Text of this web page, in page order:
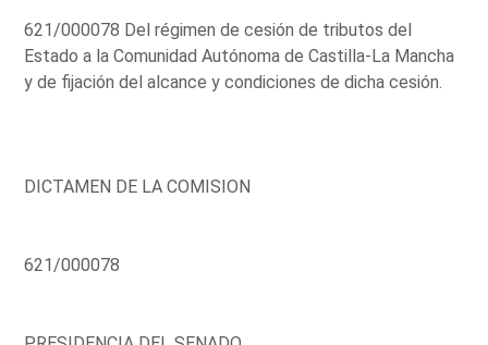
621/000078 Del régimen de cesión de tributos del
Estado a la Comunidad Autónoma de Castilla-La Mancha
y de fijación del alcance y condiciones de dicha cesión.
DICTAMEN DE LA COMISION
621/000078